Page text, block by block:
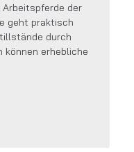
Arbeitspferde der
geht praktisch
durch
können erhebliche